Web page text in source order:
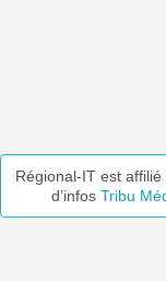
Régional-IT est
d’infos Tribu